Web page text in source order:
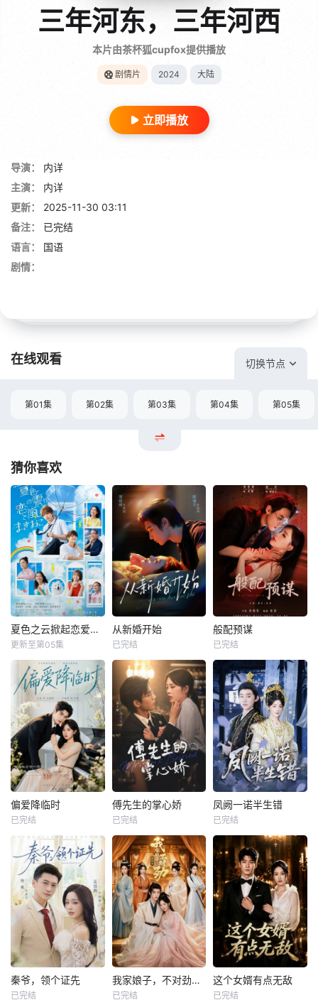
三年河东，三年河西
本片由茶杯狐cupfox提供播放
剧情片 2024 大陆
立即播放
导演：
内详
主演：
内详
更新：
2025-11-30 03:11
备注：
已完结
语言：
国语
剧情：
在线观看 切换节点
第01集 第02集 第03集 第04集 第05集
猜你喜欢
夏色之云掀起恋爱与风暴
更新至第05集
从新婚开始
已完结
般配预谋
已完结
偏爱降临时
已完结
傅先生的掌心娇
已完结
凤阙一诺半生错
已完结
秦爷，领个证先
已完结
我家娘子，不对劲第四季
已完结
这个女婿有点无敌
已完结